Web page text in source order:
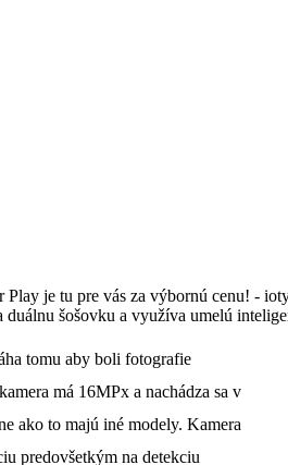
duálnu šošovku a využíva umelú
tomu aby boli fotografie
má 16MPx a nachádza sa v
ako to majú iné modely. Kamera
predovšetkým na detekciu